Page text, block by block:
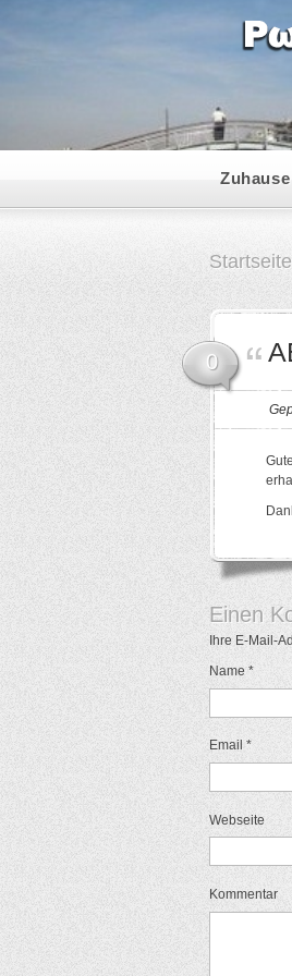
Zuhause
Startseite
0
Einen
Ihre E-Mail-
Name *
Email *
Webseite
Kommentar